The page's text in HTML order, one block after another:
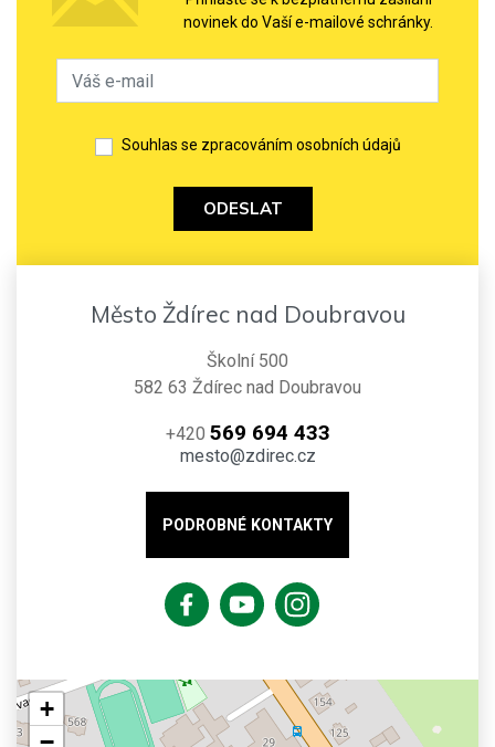
novinek do Vaší e-mailové schránky.
Souhlas se zpracováním osobních údajů
ODESLAT
Město Ždírec nad Doubravou
Školní 500
582 63 Ždírec nad Doubravou
+420 569 694 433
mesto@zdirec.cz
PODROBNÉ KONTAKTY
+